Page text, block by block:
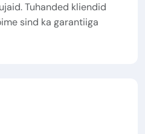
Tuhanded kliendid
sind ka garantiiga